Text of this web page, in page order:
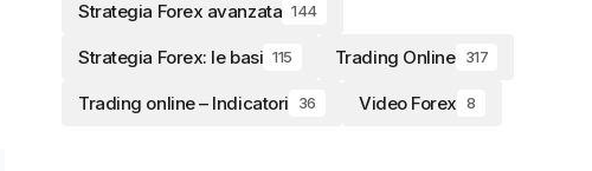
Strategia Forex avanzata 144
Strategia Forex: le basi 115 Trading Online 317
Trading online – Indicatori 36 Video Forex 8